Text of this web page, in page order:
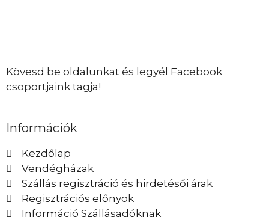
Kövesd be oldalunkat és legyél Facebook
csoportjaink tagja!
Információk
Kezdőlap
Vendégházak
Szállás regisztráció és hirdetésői árak
Regisztrációs előnyök
Információ Szállásadóknak